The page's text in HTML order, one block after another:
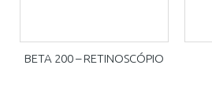
BETA 200 – RETINOSCÓPIO